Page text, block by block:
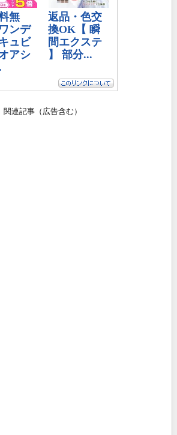
関連記事（広告含む）